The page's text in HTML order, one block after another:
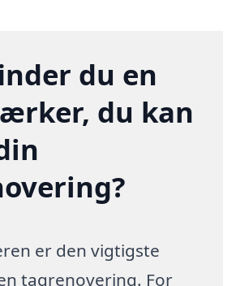
du en
du kan
er den vigtigste
tagrenovering. For